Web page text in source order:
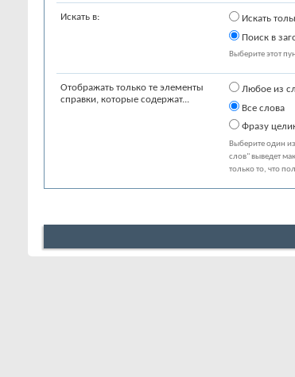
Искать в:
Искать
Поиск в
Выберите этот
Отображать только те элементы
справки, которые содержат...
Любое из
Все слова
Фразу
Выберите один
слов" выведет
только то, что